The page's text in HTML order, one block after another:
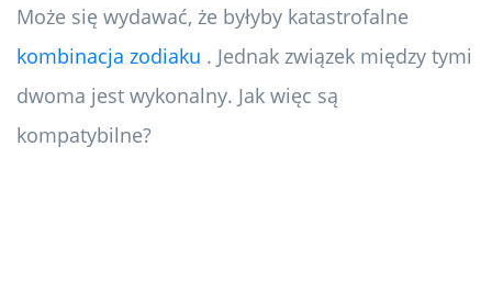
Może się wydawać, że byłyby katastrofalne
kombinacja zodiaku . Jednak związek między tymi
dwoma jest wykonalny. Jak więc są
kompatybilne?